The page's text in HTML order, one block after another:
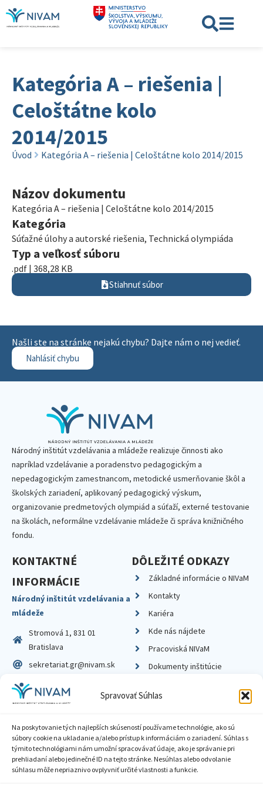
Spravovať Súhlas
Na poskytovanie tých najlepších skúseností používame technológie, ako sú
súbory cookie na ukladanie a/alebo prístup k informáciám o zariadení. Súhlas s
týmito technológiami nám umožní spracovávať údaje, ako je správanie pri
prehliadaní alebo jedinečné ID na tejto stránke. Nesúhlas alebo odvolanie
súhlasu môže nepriaznivo ovplyvniť určité vlastnosti a funkcie.
Kategória A – riešenia |
Celoštátne kolo
2014/2015
Úvod Kategória A – riešenia | Celoštátne kolo 2014/2015
Názov dokumentu
Kategória A – riešenia | Celoštátne kolo 2014/2015
Kategória
Súťažné úlohy a autorské riešenia, Technická olympiáda
Typ a veľkosť súboru
.pdf | 368,28 KB
Stiahnuť súbor
Našli ste na stránke nejakú chybu? Dajte nám o nej vedieť.
Nahlásiť chybu
Národný inštitút vzdelávania a mládeže realizuje činnosti ako
napríklad vzdelávanie a poradenstvo pedagogickým a
nepedagogickým zamestnancom, metodické usmerňovanie škôl a
školských zariadení, aplikovaný pedagogický výskum,
organizovanie predmetových olympiád a súťaží, externé testovanie
na školách, neformálne vzdelávanie mládeže či správa knižničného
fondu.
KONTAKTNÉ
INFORMÁCIE
Národný inštitút vzdelávania a
mládeže
Stromová 1, 831 01
Bratislava
sekretariat.gr@nivam.sk
IČO: 00164348
DIČ: 2020798714
DÔLEŽITÉ ODKAZY
Základné informácie o NIVaM
Kontakty
Kariéra
Kde nás nájdete
Pracoviská NIVaM
Dokumenty inštitúcie
Zásady ochrany súkromia